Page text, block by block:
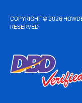
COPYRIGHT © 2026
RESERVED